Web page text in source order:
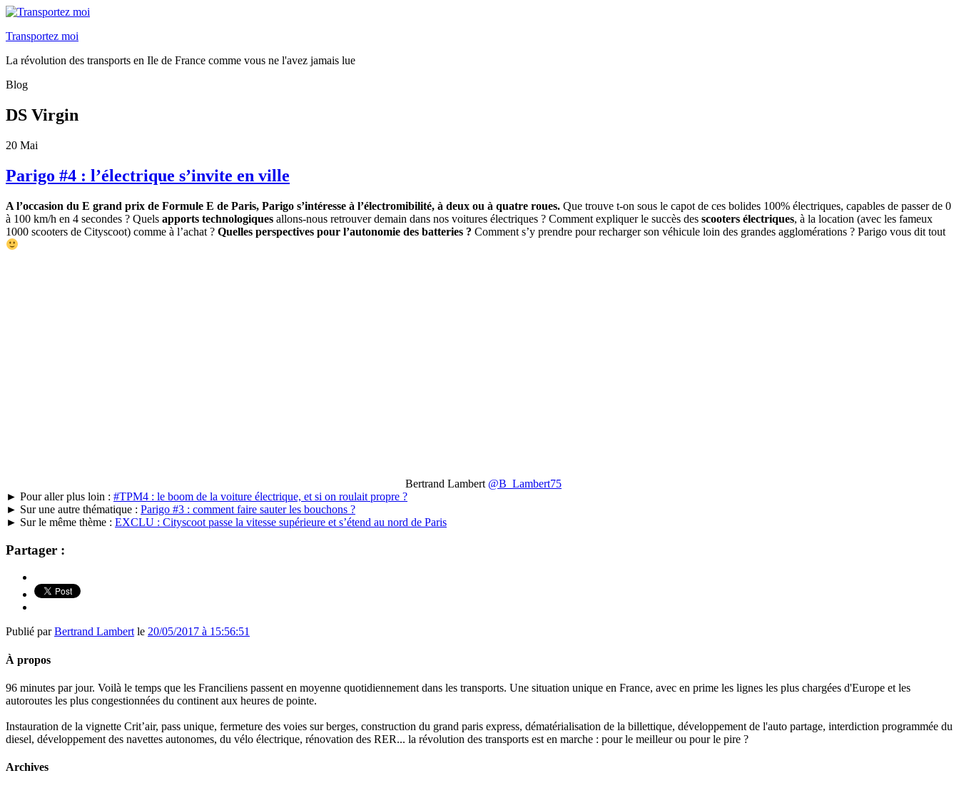
Transportez moi
La révolution des transports en Ile de France comme vous ne l'avez jamais lue
Blog
DS Virgin
20 Mai
Parigo #4 : l’électrique s’invite en ville
A l’occasion du E grand prix de Formule E de Paris, Parigo s’intéresse à l’électromibilité, à deux ou à quatre roues. Que trouve t-on sous le capot de ces bolides 100% électriques, capables de passer de 0
à 100 km/h en 4 secondes ? Quels apports technologiques allons-nous retrouver demain dans nos voitures électriques ? Comment expliquer le succès des scooters électriques, à la location (avec les fameux
1000 scooters de Cityscoot) comme à l’achat ? Quelles perspectives pour l’autonomie des batteries ? Comment s’y prendre pour recharger son véhicule loin des grandes agglomérations ? Parigo vous dit tout
Bertrand Lambert @B_Lambert75
► Pour aller plus loin : #TPM4 : le boom de la voiture électrique, et si on roulait propre ?
► Sur une autre thématique : Parigo #3 : comment faire sauter les bouchons ?
► Sur le même thème : EXCLU : Cityscoot passe la vitesse supérieure et s’étend au nord de Paris
Partager :
Publié parBertrand Lambertle 20/05/2017 à 15:56:51
À propos
96 minutes par jour. Voilà le temps que les Franciliens passent en moyenne quotidiennement dans les transports. Une situation unique en France, avec en prime les lignes les plus chargées d'Europe et les
autoroutes les plus congestionnées du continent aux heures de pointe.
Instauration de la vignette Crit’air, pass unique, fermeture des voies sur berges, construction du grand paris express, dématérialisation de la billettique, développement de l'auto partage, interdiction programmée du
diesel, développement des navettes autonomes, du vélo électrique, rénovation des RER... la révolution des transports est en marche : pour le meilleur ou pour le pire ?
Archives